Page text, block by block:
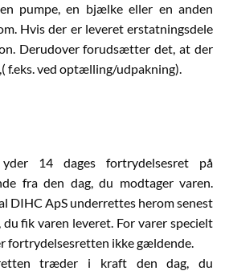
pumpe, en bjælke eller en anden
Hvis der er leveret erstatningsdele
Derudover forudsætter det, at der
f.eks. ved optælling/udpakning).
14 dages fortrydelsesret på
fra den dag, du modtager varen.
DIHC ApS underrettes herom senest
du fik varen leveret. For varer specielt
fortrydelsesretten ikke gældende.
træder i kraft den dag, du